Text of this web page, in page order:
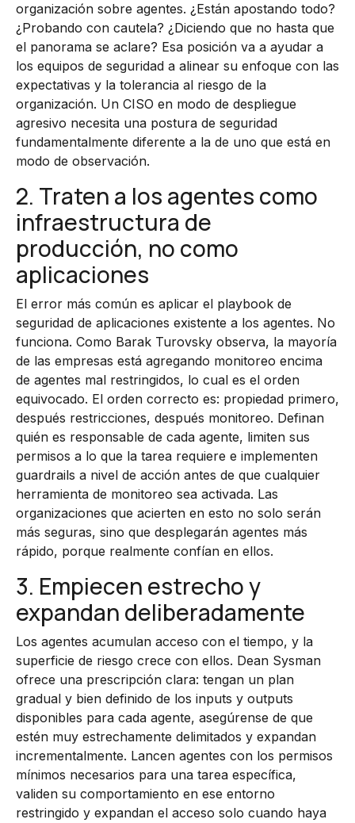
organización sobre agentes. ¿Están apostando todo?
¿Probando con cautela? ¿Diciendo que no hasta que
el panorama se aclare? Esa posición va a ayudar a
los equipos de seguridad a alinear su enfoque con las
expectativas y la tolerancia al riesgo de la
organización. Un CISO en modo de despliegue
agresivo necesita una postura de seguridad
fundamentalmente diferente a la de uno que está en
modo de observación.
2. Traten a los agentes como
infraestructura de
producción, no como
aplicaciones
El error más común es aplicar el playbook de
seguridad de aplicaciones existente a los agentes. No
funciona. Como Barak Turovsky observa, la mayoría
de las empresas está agregando monitoreo encima
de agentes mal restringidos, lo cual es el orden
equivocado. El orden correcto es: propiedad primero,
después restricciones, después monitoreo. Definan
quién es responsable de cada agente, limiten sus
permisos a lo que la tarea requiere e implementen
guardrails a nivel de acción antes de que cualquier
herramienta de monitoreo sea activada. Las
organizaciones que acierten en esto no solo serán
más seguras, sino que desplegarán agentes más
rápido, porque realmente confían en ellos.
3. Empiecen estrecho y
expandan deliberadamente
Los agentes acumulan acceso con el tiempo, y la
superficie de riesgo crece con ellos. Dean Sysman
ofrece una prescripción clara: tengan un plan
gradual y bien definido de los inputs y outputs
disponibles para cada agente, asegúrense de que
estén muy estrechamente delimitados y expandan
incrementalmente. Lancen agentes con los permisos
mínimos necesarios para una tarea específica,
validen su comportamiento en ese entorno
restringido y expandan el acceso solo cuando haya